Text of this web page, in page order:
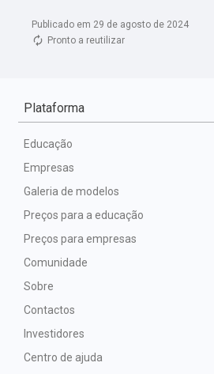
Publicado em 29 de agosto de 2024
Pronto a reutilizar
Plataforma
Educação
Empresas
Galeria de modelos
Preços para a educação
Preços para empresas
Comunidade
Sobre
Contactos
Investidores
Centro de ajuda